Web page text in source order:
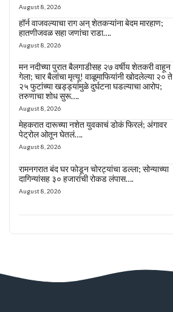
August 8, 2026
हॉर्न वाजवल्याचा राग अन् शेतकऱ्यांना बेदम मारहाण;
हातणीजवळ सहा जणांचा राडा….
August 8, 2026
मन नदीच्या पुरात बैलगाडीसह २७ वर्षीय शेतकरी वाहून
गेला; चार बैलांचा मृत्यू! वाळूमाफियांनी खोदलेल्या २० ते
२५ फुटांच्या खड्ड्यांमुळे दुर्घटना घडल्याचा आरोप;
तरुणाचा शोध सुरू….
August 8, 2026
मेहकरात दारूच्या नशेत युवकाचं डोकं फिरलं; अंगावर
पेट्रोल ओतून घेतलं….
August 8, 2026
रामनगरात बंद घर फोडून चोरट्यांचा डल्ला; सोन्याच्या
दागिन्यांसह ३० हजारांची रोकड लंपास….
August 8, 2026